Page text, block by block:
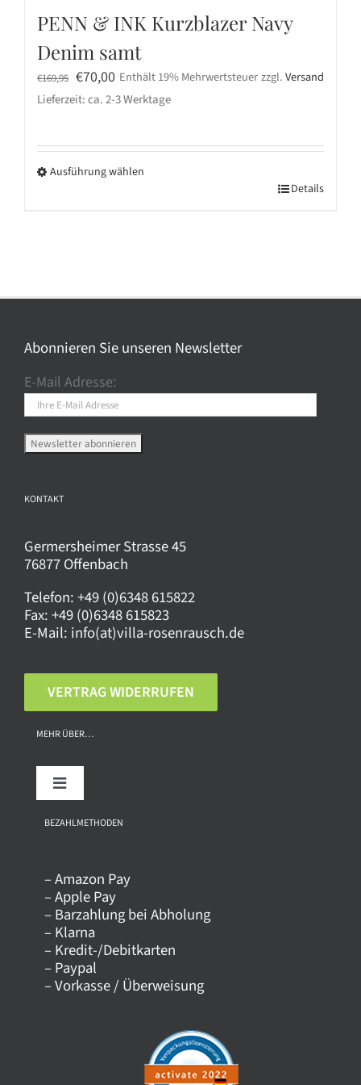
PENN & INK Kurzblazer Navy
Denim samt
€169,95 Ursprünglicher
Preis
€169,95
€70,00Aktueller
Preis
€70,00.
Enthält 19% Mehrwertsteuer zzgl.Versand
Lieferzeit: ca. 2-3 Werktage
Ausführung wählen
auf.
Optionen
auf
der
Produktseite
gewählt
Details
Abonnieren Sie unseren Newsletter
E-Mail Adresse:
KONTAKT
Germersheimer Strasse 45
76877 Offenbach
Telefon:+49 (0)6348 615822
Fax:+49 (0)6348 615823
E-Mail: info(at)villa-rosenrausch.de
VERTRAG WIDERRUFEN
MEHR ÜBER…
Toggle
Über uns
Kontakt
Versandkosten
Datenschutz
BEZAHLMETHODEN
– Amazon Pay
– Apple Pay
– Barzahlung bei Abholung
– Klarna
– Kredit-/Debitkarten
– Paypal
– Vorkasse / Überweisung